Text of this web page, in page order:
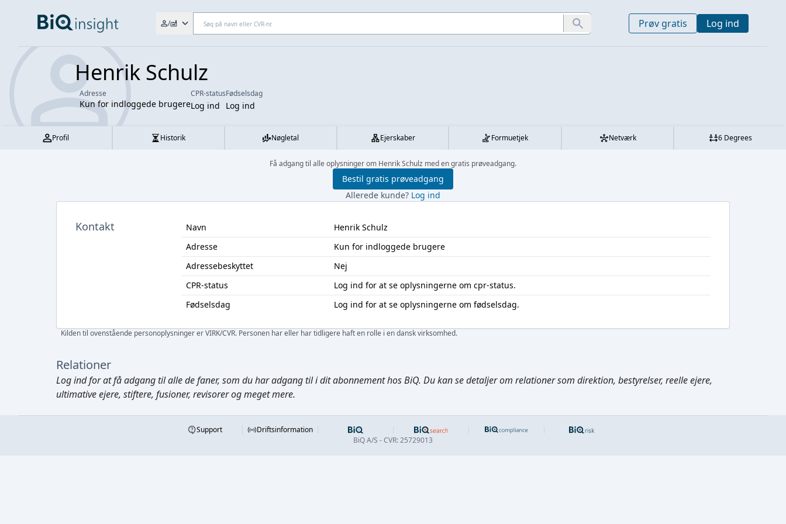
/ Prøv gratis Log ind
Henrik Schulz
Adresse
Kun for indloggede brugere
CPR-status
Log ind
Fødselsdag
Log ind
Profil Historik Nøgletal Ejerskaber Formuetjek Netværk 6 Degrees
Få adgang til alle oplysninger om Henrik Schulz med en gratis prøveadgang.
Bestil gratis prøveadgang
Allerede kunde? Log ind
Kontakt Navn
Henrik Schulz
Adresse
Kun for indloggede brugere
Adressebeskyttet
Nej
CPR-status
Log ind for at se oplysningerne om cpr-status.
Fødselsdag
Log ind for at se oplysningerne om fødselsdag.
Kilden til ovenstående personoplysninger er VIRK/CVR. Personen har eller har tidligere haft en rolle i en dansk virksomhed.
Relationer
Log indfor at få adgang til alle de faner, som du har adgang til i dit abonnement hos BiQ. Du kan se detaljer om relationer som direktion, bestyrelser, reelle ejere,
ultimative ejere, stiftere, fusioner, revisorer og meget mere.
Support
Driftsinformation
BiQ A/S - CVR: 25729013